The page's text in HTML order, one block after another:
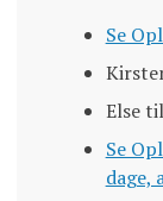
Se
Elsetil
Se
dage,